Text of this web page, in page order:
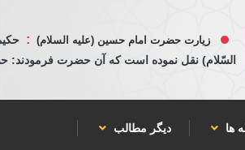
زیارت حضرت امام حسین (علیه السلام) :
السّلام) نقل نموده است كه آن حضرت
ها دیگر مطالب